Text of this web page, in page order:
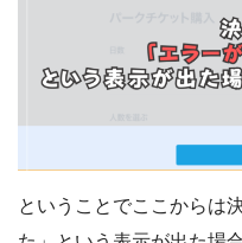
ということでここからは